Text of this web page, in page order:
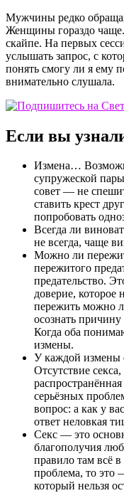
Мужчины редко
Женщины гораздо
скайпе. На первых
услышать запрос, с
понять смогу ли я ему
внимательно слушала.
Если вы
Измена…
супружеской
совет — не
ставить крест
попробовать
Всегда ли
не всегда, чаще
Можно ли
пережитого
предательство.
доверие, которое
пережить можно
осознать
Когда оба
измены.
У каждой измены
Отсутствие
серьёзных
вопрос: а как у
ответ неловкая
Секс — это
благополучия
правило там всё
проблема, то это
который нельзя